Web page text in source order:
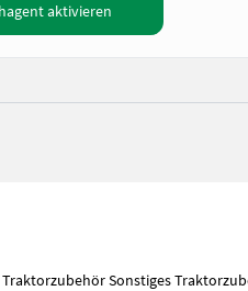
aktivieren
Traktorzubehör Sonstiges